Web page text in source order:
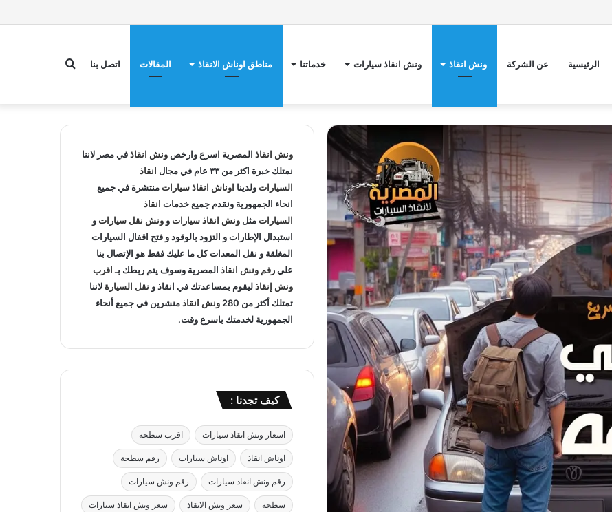
الرئيسية عن الشركة ونش انقاذ ونش انقاذ سيارات خدماتنا مناطق اوناش الانقاذ المقالات اتصل بنا
ونش انقاذ المصرية اسرع وارخصونش انقاذفي مصر لاننا
نمتلك خبرة اكثر من ٣٣ عام في مجال
انقاذ
السياراتولدينا اوناش انقاذ سياراتمنتشرة في جميع
انحاء الجمهورية ونقدم جميع خدمات انقاذ
السياراتمثلونش انقاذ سياراتوونش نقل سياراتو
استبدال الإطارات و التزود بالوقود و فتح اقفال السيارات
المغلقة و نقل المعدات كل ما عليك فقط هو الإتصال بنا
عليرقم ونش انقاذ المصرية وسوف يتم ربطك بـ اقرب
ونش إنقاذليقوم بمساعدتك في انقاذ و نقل السيارة لاننا
تمتلك أكثر من 280
ونش انقاذمنشرين في جميع أنحاء
الجمهورية لخدمتك باسرع وقت.
كيف تجدنا :
اسعار ونش انقاذ سيارات اقرب سطحة
اوناش انقاذ اوناش سيارات رقم سطحة
رقم ونش انقاذ سيارات رقم ونش سيارات
سطحة سعر ونش الانقاذ سعر ونش انقاذ سيارات